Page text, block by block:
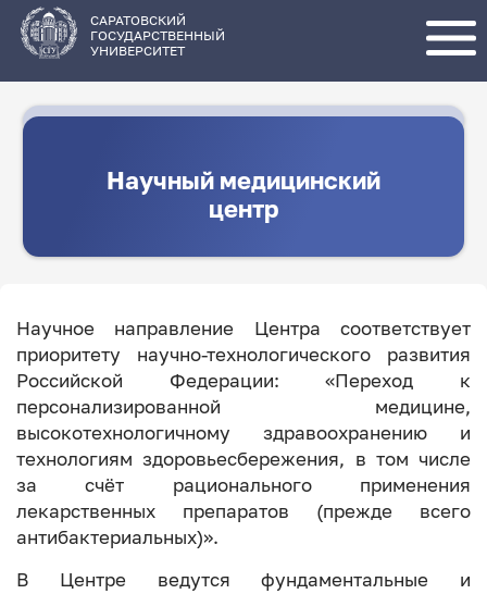
основному
содержанию
САРАТОВСКИЙ
ГОСУДАРСТВЕННЫЙ
УНИВЕРСИТЕТ
Научный медицинский
центр
Научное направление Центра соответствует
приоритету научно-технологического развития
Российской Федерации: «Переход к
персонализированной медицине,
высокотехнологичному здравоохранению и
технологиям здоровьесбережения, в том числе
за счёт рационального применения
лекарственных препаратов (прежде всего
антибактериальных)».
В Центре ведутся фундаментальные и